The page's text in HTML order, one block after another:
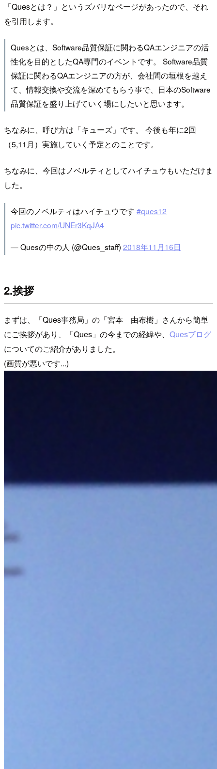
「Quesとは？」というズバリなページがあったので、それ
を引用します。
Quesとは、Software品質保証に関わるQAエンジニアの活
性化を目的としたQA専門のイベントです。 Software品質
保証に関わるQAエンジニアの方が、会社間の垣根を越え
て、情報交換や交流を深めてもらう事で、日本のSoftware
品質保証を盛り上げていく場にしたいと思います。
ちなみに、呼び方は「キューズ」です。 今後も年に2回
（5,11月）実施していく予定とのことです。
ちなみに、今回はノベルティとしてハイチュウもいただけま
した。
今回のノベルティはハイチュウです #ques12
pic.twitter.com/UNEr3KqJA4
— Quesの中の人 (@Ques_staff) 2018年11月16日
2.挨拶
まずは、「Ques事務局」の「宮本 由布樹」さんから簡単
にご挨拶があり、「Ques」の今までの経緯や、 Quesブログ
についてのご紹介がありました。
(画質が悪いです...)